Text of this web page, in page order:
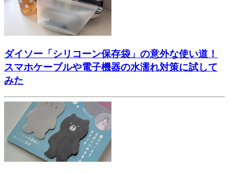
ダイソー「シリコーン保存袋」の意外な使い道！
スマホケーブルや電子機器の水濡れ対策に試して
みた